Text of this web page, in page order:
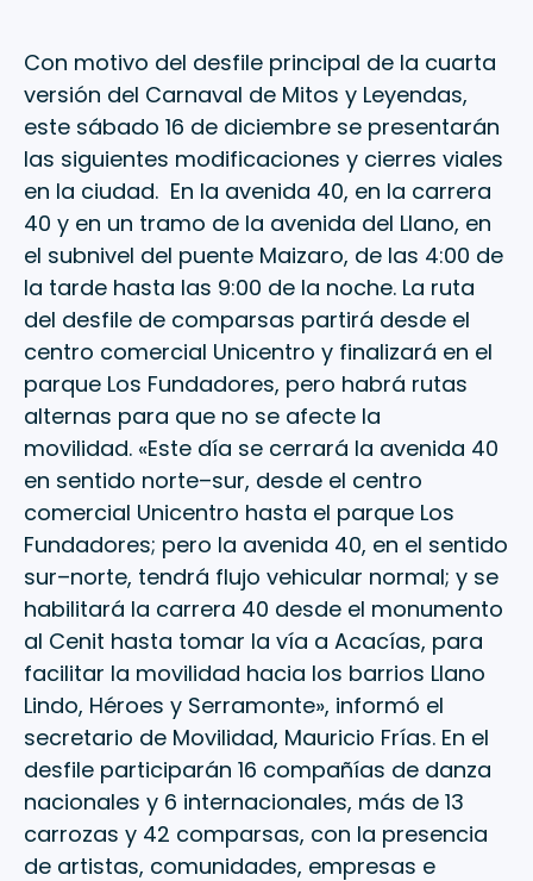
Con motivo del desfile principal de la cuarta
versión del Carnaval de Mitos y Leyendas,
este sábado 16 de diciembre se presentarán
las siguientes modificaciones y cierres viales
en la ciudad. En la avenida 40, en la carrera
40 y en un tramo de la avenida del Llano, en
el subnivel del puente Maizaro, de las 4:00 de
la tarde hasta las 9:00 de la noche. La ruta
del desfile de comparsas partirá desde el
centro comercial Unicentro y finalizará en el
parque Los Fundadores, pero habrá rutas
alternas para que no se afecte la
movilidad. «Este día se cerrará la avenida 40
en sentido norte–sur, desde el centro
comercial Unicentro hasta el parque Los
Fundadores; pero la avenida 40, en el sentido
sur–norte, tendrá flujo vehicular normal; y se
habilitará la carrera 40 desde el monumento
al Cenit hasta tomar la vía a Acacías, para
facilitar la movilidad hacia los barrios Llano
Lindo, Héroes y Serramonte», informó el
secretario de Movilidad, Mauricio Frías. En el
desfile participarán 16 compañías de danza
nacionales y 6 internacionales, más de 13
carrozas y 42 comparsas, con la presencia
de artistas, comunidades, empresas e